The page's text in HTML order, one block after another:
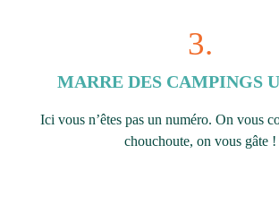
3.
MARRE DES CAMPINGS
Ici vous n’êtes pas un numéro. On vous
chouchoute, on vous gâte !